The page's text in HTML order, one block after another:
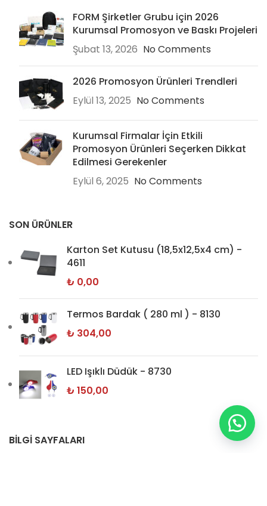
FORM Şirketler Grubu için 2026
Kurumsal Promosyon ve Baskı Projeleri
Şubat 13, 2026 No Comments
2026 Promosyon Ürünleri Trendleri
Eylül 13, 2025 No Comments
Kurumsal Firmalar İçin Etkili
Promosyon Ürünleri Seçerken Dikkat
Edilmesi Gerekenler
Eylül 6, 2025 No Comments
SON ÜRÜNLER
Karton Set Kutusu (18,5x12,5x4 cm) -
4611
₺ 0,00
Termos Bardak ( 280 ml ) - 8130
₺ 304,00
LED Işıklı Düdük - 8730
₺ 150,00
BİLGİ SAYFALARI